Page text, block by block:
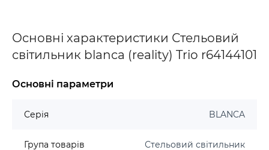
Основні характеристики Стельовий
світильник blanca (reality) Trio r64144101
Основні параметри
Серія BLANCA
Група товарів Стельовий світильник